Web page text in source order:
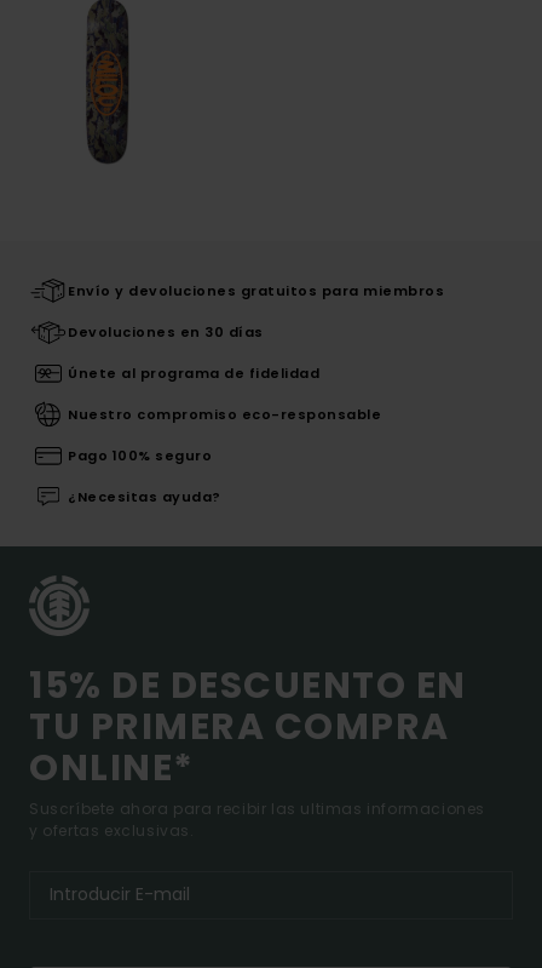
Envío y devoluciones gratuitos para miembros
Devoluciones en 30 días
Únete al programa de fidelidad
Nuestro compromiso eco-responsable
Pago 100% seguro
¿Necesitas ayuda?
15% DE DESCUENTO EN
TU PRIMERA COMPRA
ONLINE*
Suscríbete ahora para recibir las ultimas informaciones
y ofertas exclusivas.